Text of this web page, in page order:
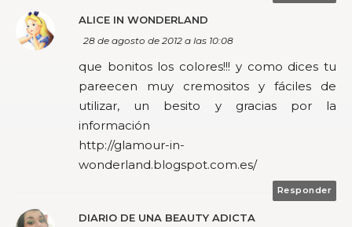
ALICE IN WONDERLAND
28 de agosto de 2012 a las 10:08
que bonitos los colores!!! y como dices tu
pareecen muy cremositos y fáciles de
utilizar, un besito y gracias por la
información
http://glamour-in-
wonderland.blogspot.com.es/
Responder
DIARIO DE UNA BEAUTY ADICTA